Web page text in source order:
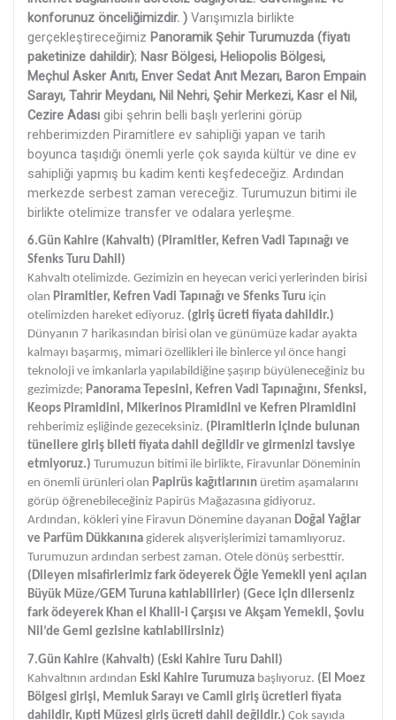
konforunuz önceliğimizdir. ) Varışımızla birlikte
gerçekleştireceğimiz Panoramik Şehir Turumuzda (fiyatı
paketinize dahildir); Nasr Bölgesi, Heliopolis Bölgesi,
Meçhul Asker Anıtı, Enver Sedat Anıt Mezarı, Baron Empain
Sarayı, Tahrir Meydanı, Nil Nehri, Şehir Merkezi, Kasr el Nil,
Cezire Adası gibi şehrin belli başlı yerlerini görüp
rehberimizden Piramitlere ev sahipliği yapan ve tarih
boyunca taşıdığı önemli yerle çok sayıda kültür ve dine ev
sahipliği yapmış bu kadim kenti keşfedeceğiz. Ardından
merkezde serbest zaman vereceğiz. Turumuzun bitimi ile
birlikte otelimize transfer ve odalara yerleşme.
6.Gün Kahire (Kahvaltı) (Piramitler, Kefren Vadi Tapınağı ve
Sfenks Turu Dahil)
Kahvaltı otelimizde. Gezimizin en heyecan verici yerlerinden birisi
olan Piramitler, Kefren Vadi Tapınağı ve Sfenks Turu için
otelimizden hareket ediyoruz. (giriş ücreti fiyata dahildir.)
Dünyanın 7 harikasından birisi olan ve günümüze kadar ayakta
kalmayı başarmış, mimari özellikleri ile binlerce yıl önce hangi
teknoloji ve imkanlarla yapılabildiğine şaşırıp büyüleneceğiniz bu
gezimizde; Panorama Tepesini, Kefren Vadi Tapınağını, Sfenksi,
Keops Piramidini, Mikerinos Piramidini ve Kefren Piramidini
rehberimiz eşliğinde gezeceksiniz. (Piramitlerin içinde bulunan
tünellere giriş bileti fiyata dahil değildir ve girmenizi tavsiye
etmiyoruz.) Turumuzun bitimi ile birlikte, Firavunlar Döneminin
en önemli ürünleri olan Papirüs kağıtlarının üretim aşamalarını
görüp öğrenebileceğiniz Papirüs Mağazasına gidiyoruz.
Ardından, kökleri yine Firavun Dönemine dayanan Doğal Yağlar
ve Parfüm Dükkanına giderek alışverişlerimizi tamamlıyoruz.
Turumuzun ardından serbest zaman. Otele dönüş serbesttir.
(Dileyen misafirlerimiz fark ödeyerek Öğle Yemekli yeni açılan
Büyük Müze/GEM Turuna katılabilirler) (Gece için dilerseniz
fark ödeyerek Khan el Khalil-i Çarşısı ve Akşam Yemekli, Şovlu
Nil’de Gemi gezisine katılabilirsiniz)
7.Gün Kahire (Kahvaltı) (Eski Kahire Turu Dahil)
Kahvaltının ardından Eski Kahire Turumuza başlıyoruz. (El Moez
Bölgesi girişi, Memluk Sarayı ve Camii giriş ücretleri fiyata
dahildir, Kıpti Müzesi giriş ücreti dahil değildir.) Çok sayıda